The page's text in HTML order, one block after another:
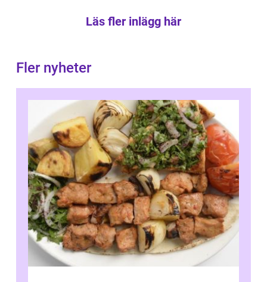
Läs fler inlägg här
Fler nyheter